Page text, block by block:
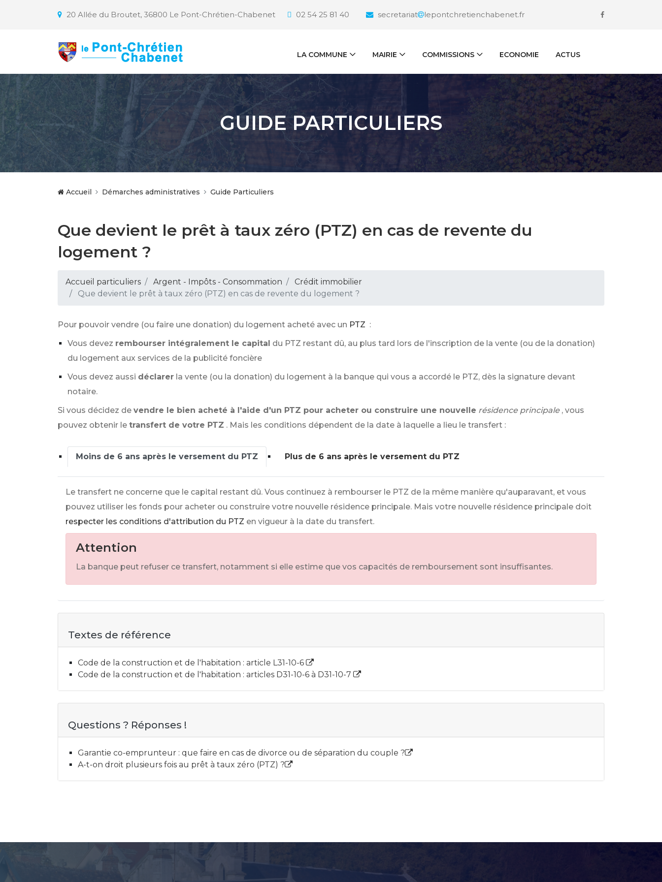
20 Allée du Broutet, 36800 Le Pont-Chrétien-Chabenet 02 54 25 81 40 secretariat lepontchretienchabenet.fr
LA COMMUNE MAIRIE COMMISSIONS ECONOMIE ACTUS
GUIDE PARTICULIERS
Accueil Démarches administratives Guide Particuliers
Que devient le prêt à taux zéro (PTZ) en cas de revente du
logement ?
Accueil particuliers Argent - Impôts - Consommation
Crédit immobilier
Que devient le prêt à taux zéro (PTZ) en cas de revente du logement ?
Pour pouvoir vendre (ou faire une donation) du logement acheté avec un PTZ :
Vous devez rembourser intégralement le capital du PTZ restant dû, au plus tard lors de l'inscription de la vente (ou de la donation)
du logement aux services de la publicité foncière
Vous devez aussi déclarer la vente (ou la donation) du logement à la banque qui vous a accordé le PTZ, dès la signature devant
notaire.
Si vous décidez de vendre le bien acheté à l'aide d'un PTZ pour acheter ou construire une nouvelle résidence principale , vous
pouvez obtenir le transfert de votre PTZ . Mais les conditions dépendent de la date à laquelle a lieu le transfert :
Moins de 6 ans après le versement du PTZ Plus de 6 ans après le versement du PTZ
Le transfert ne concerne que le capital restant dû. Vous continuez à rembourser le PTZ de la même manière qu'auparavant, et vous
pouvez utiliser les fonds pour acheter ou construire votre nouvelle résidence principale. Mais votre nouvelle résidence principale doit
respecter les conditions d'attribution du PTZ en vigueur à la date du transfert.
Attention
La banque peut refuser ce transfert, notamment si elle estime que vos capacités de remboursement sont insuffisantes.
Textes de référence
Code de la construction et de l'habitation : article L31-10-6
Code de la construction et de l'habitation : articles D31-10-6 à D31-10-7
Questions ? Réponses !
Garantie co-emprunteur : que faire en cas de divorce ou de séparation du couple ?
A-t-on droit plusieurs fois au prêt à taux zéro (PTZ) ?